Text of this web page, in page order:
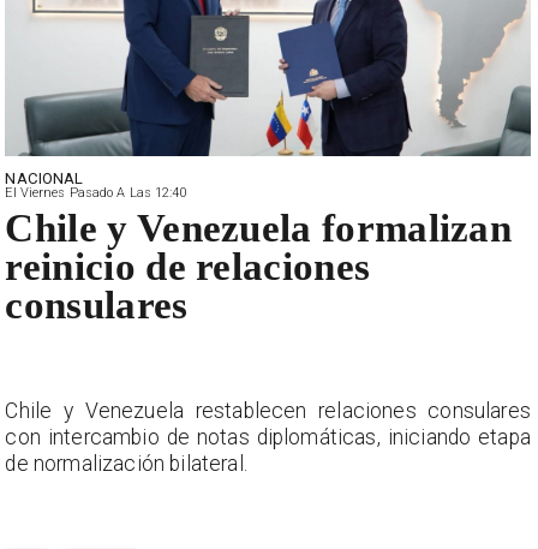
NACIONAL
El Viernes Pasado A Las 12:40
Chile y Venezuela formalizan
reinicio de relaciones
consulares
Chile y Venezuela restablecen relaciones consulares
con intercambio de notas diplomáticas, iniciando etapa
de normalización bilateral.